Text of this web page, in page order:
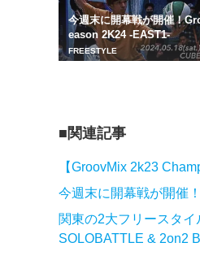
今週末に開幕戦が開催！
eason 2K24 -EAST1-
FREESTYLE
関連記事
【GroovMix 2k23
今週末に開幕戦が開催
関東の2大フリースタ
SOLOBATTLE & 2on2